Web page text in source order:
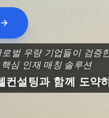
벌 우량 기업들이 검증
심 인재 매칭 솔루션
컨설팅과 함께 도약